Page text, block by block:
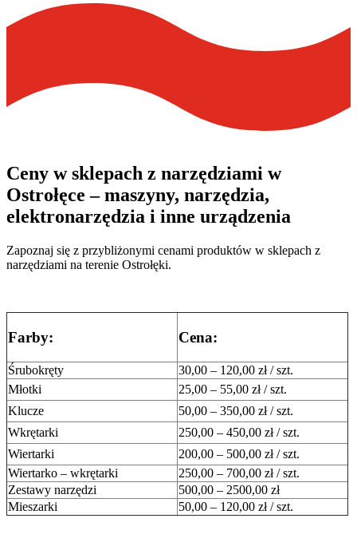
Ceny w sklepach z narzędziami w
Ostrołęce – maszyny, narzędzia,
elektronarzędzia i inne urządzenia
Zapoznaj się z przybliżonymi cenami produktów w sklepach z
narzędziami na terenie Ostrołęki.
Farby: Cena:
Śrubokręty
30,00 – 120,00 zł / szt.
Młotki
25,00 – 55,00 zł / szt.
Klucze
50,00 – 350,00 zł / szt.
Wkrętarki
250,00 – 450,00 zł / szt.
Wiertarki
200,00 – 500,00 zł / szt.
Wiertarko – wkrętarki
250,00 – 700,00 zł / szt.
Zestawy narzędzi
500,00 – 2500,00 zł
Mieszarki
50,00 – 120,00 zł / szt.